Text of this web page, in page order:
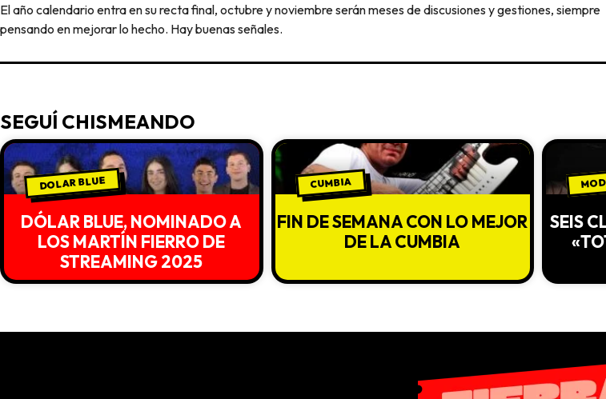
El año calendario entra en su recta final, octubre y noviembre serán meses de discusiones y gestiones, siempre
pensando en mejorar lo hecho. Hay buenas señales.
SEGUÍ CHISMEANDO
DOLAR BLUE
DÓLAR BLUE, NOMINADO A
LOS MARTÍN FIERRO DE
STREAMING 2025
CUMBIA
FIN DE SEMANA CON LO MEJOR
DE LA CUMBIA
SEIS